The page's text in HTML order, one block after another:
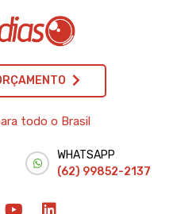
todo o Brasil
WHATSAPP
(62) 99852-2137